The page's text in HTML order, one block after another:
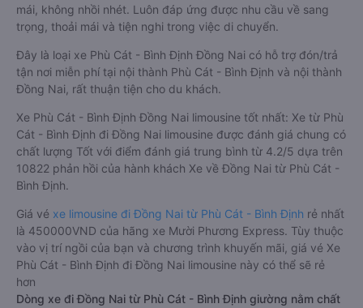
mái, không nhồi nhét. Luôn đáp ứng được nhu cầu về sang
trọng, thoải mái và tiện nghi trong việc di chuyển.
Đây là loại xe Phù Cát - Bình Định Đồng Nai có hỗ trợ đón/trả
tận nơi miễn phí tại nội thành Phù Cát - Bình Định và nội thành
Đồng Nai, rất thuận tiện cho du khách.
Xe Phù Cát - Bình Định Đồng Nai limousine tốt nhất: Xe từ Phù
Cát - Bình Định đi Đồng Nai limousine được đánh giá chung có
chất lượng Tốt với điểm đánh giá trung bình từ 4.2/5 dựa trên
10822 phản hồi của hành khách Xe về Đồng Nai từ Phù Cát -
Bình Định.
Giá vé xe limousine đi Đồng Nai từ Phù Cát - Bình Định rẻ nhất
là 450000VND của hãng xe Mười Phương Express. Tùy thuộc
vào vị trí ngồi của bạn và chương trình khuyến mãi, giá vé Xe
Phù Cát - Bình Định đi Đồng Nai limousine này có thể sẽ rẻ
hơn
Dòng xe đi Đồng Nai từ Phù Cát - Bình Định giường nằm chất